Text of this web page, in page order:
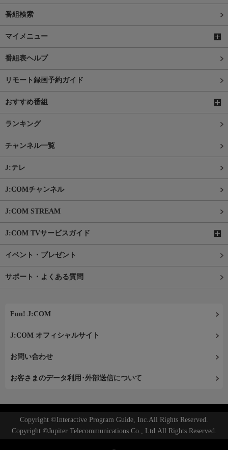
番組検索
マイメニュー
番組表ヘルプ
リモート録画予約ガイド
おすすめ番組
ランキング
チャンネル一覧
J:テレ
J:COMチャンネル
J:COM STREAM
J:COM TVサービスガイド
イベント・プレゼント
サポート・よくある質問
Fun! J:COM
J:COM オフィシャルサイト
お問い合わせ
お客さまのデータ利用･外部送信について
Copyright ©Interactive Program Guide, Inc.All Rights Reserved.
Copyright ©Jupiter Telecommunications Co., Ltd.All Rights Reserved.